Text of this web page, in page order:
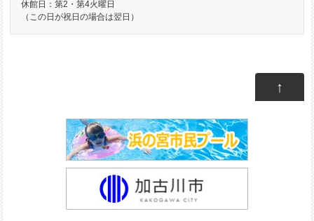
休館日：第2・第4火曜日
（この日が祝日の場合は翌日）
↑